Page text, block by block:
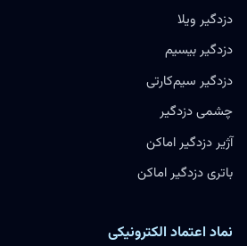
دزدگیر ویلا
دزدگیر بیسیم
دزدگیر سیم‌کارتی
چشمی دزدگیر
آژیر دزدگیر اماکن
باتری دزدگیر اماکن
نماد اعتماد الکترونیکی